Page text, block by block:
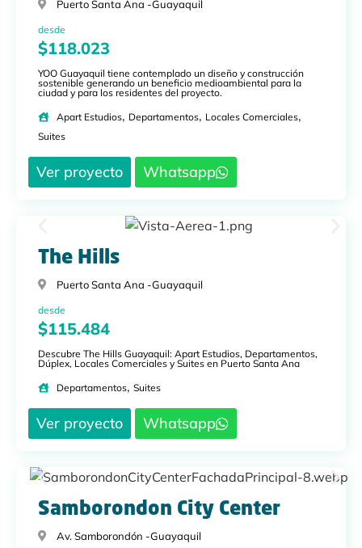
Puerto Santa Ana -Guayaquil
desde
$118.023
YOO Guayaquil tiene contemplado un diseño y construcción
sostenible generando un beneficio medioambiental para la
ciudad y para los residentes del proyecto.
Apart Estudios, Departamentos, Locales Comerciales,
Suites
Ver proyecto Whatsapp
The Hills
Puerto Santa Ana -Guayaquil
desde
$115.484
Descubre The Hills Guayaquil: Apart Estudios, Departamentos,
Dúplex, Locales Comerciales y Suites en Puerto Santa Ana
Departamentos, Suites
Ver proyecto Whatsapp
Samborondon City Center
Av. Samborondón -Guayaquil